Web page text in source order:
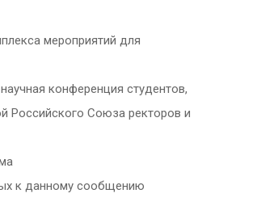
мероприятий для
конференция студентов,
Российского Союза ректоров и
к данному сообщению